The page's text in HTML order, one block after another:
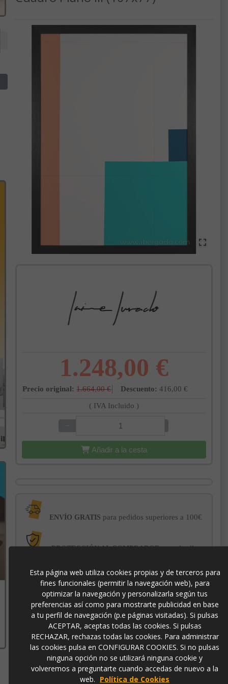
1.248,00 €
Precio original: 1.664,00 € Descuento: 416,00 €
( IVA Incluido )
−
Añadir a la cesta
ENVÍO GRATIS para pedidos superiores a 100€
PROTECCIÓN AL COMPRADOR con el sello
-3% DE DESCUENTO EXTRApara pagos con
transferencia bancaria
01044
Esta página web utiliza cookies propias y de terceros para
fines funcionales (permitir la navegación web), para
optimizar la navegación y personalizarla según tus
preferencias así como para mostrarte publicidad en base
a tu perfil de navegación (p.e páginas visitadas). Si pulsas
ACEPTAR, aceptas todas las cookies. Si pulsas
RECHAZAR, rechazas todas las cookies. Para administrar
las cookies pulsa en CONFIGURAR COOKIES. Si no pulsas
ninguna opción no se utilizará ninguna cookie y
volveremos a preguntarte cuando accedas de nuevo a la
web. Política de Cookies